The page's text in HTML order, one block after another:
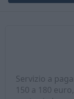
Servizio a
150 a 180